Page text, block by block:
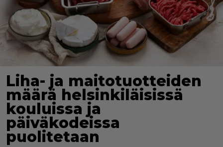
Liha- ja maitotuotteiden
määrä helsinkiläisissä
kouluissa ja
päiväkodeissa
puolitetaan